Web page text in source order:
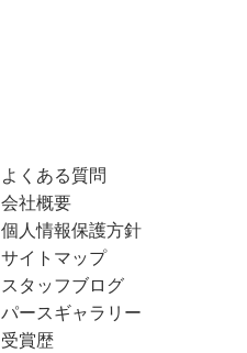
よくある質問
会社概要
個人情報保護方針
サイトマップ
スタッフブログ
パースギャラリー
受賞歴